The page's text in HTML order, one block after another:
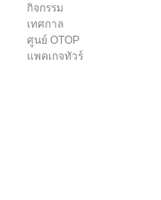
กิจกรรม
เทศกาล
ศูนย์ OTOP
แพคเกจทัวร์